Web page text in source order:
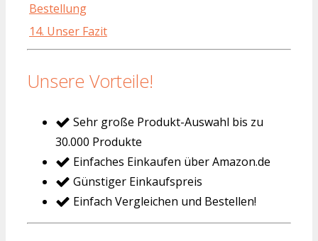
Bestellung
14. Unser Fazit
Unsere Vorteile!
Sehr große Produkt-Auswahl bis zu
30.000 Produkte
Einfaches Einkaufen über Amazon.de
Günstiger Einkaufspreis
Einfach Vergleichen und Bestellen!